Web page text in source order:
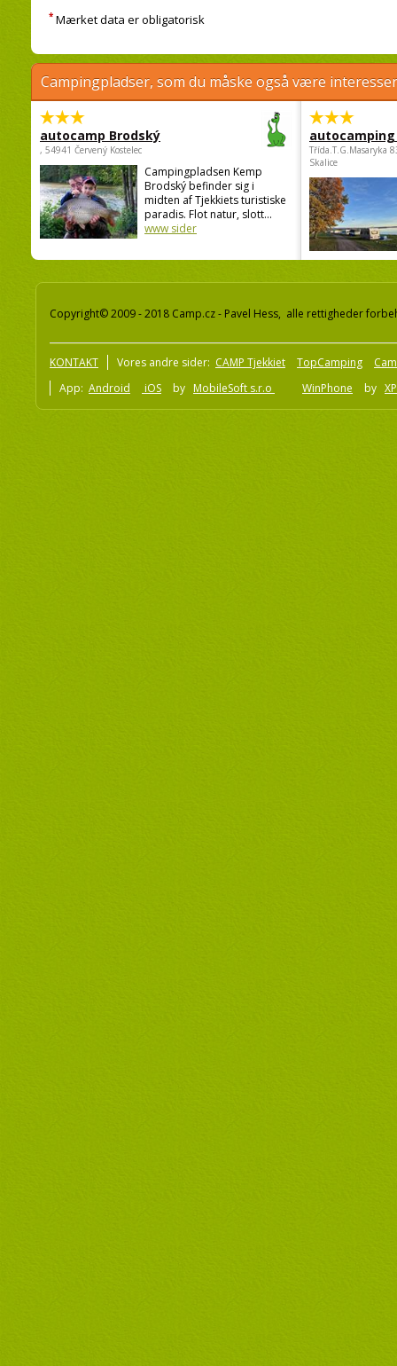
* Mærket data er obligatorisk
Campingpladser, som du måske også være
autocamp Brodský
, 54941 Červený Kostelec
Campingpladsen Kemp
Brodský befinder sig i
midten af Tjekkiets turistiske
paradis. Flot natur, slott...
www sider
autocamping
Třída.T.G.Masaryka
Skalice
Copyright© 2009 - 2018 Camp.cz - Pavel Hess, alle rettigheder
KONTAKT Vores andre sider: CAMP Tjekkiet TopCamping
App: Android iOS by MobileSoft s.r.o WinPhone by